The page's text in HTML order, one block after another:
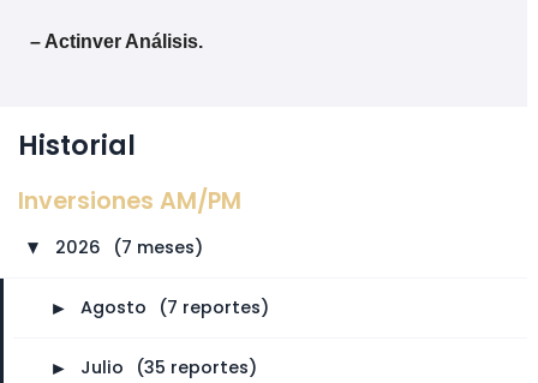
– Actinver Análisis.
Historial
Inversiones AM/PM
► 2026 (7 meses)
► Agosto (7 reportes)
► Julio (35 reportes)